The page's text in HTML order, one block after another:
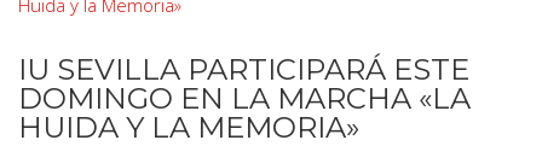
IU SEVILLA PARTICIPARÁ ESTE
DOMINGO EN LA MARCHA «LA
HUIDA Y LA MEMORIA»